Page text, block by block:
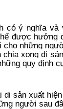
có ý nghĩa và
được hưởng
cho những
xong di
quy định
sản xuất
người sau